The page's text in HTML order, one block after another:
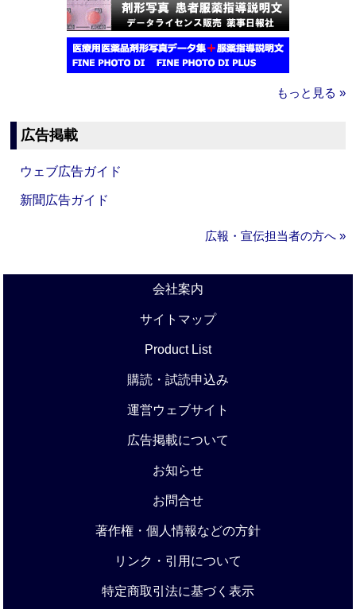
もっと見る »
広告掲載
ウェブ広告ガイド
新聞広告ガイド
広報・宣伝担当者の方へ »
会社案内
サイトマップ
Product List
購読・試読申込み
運営ウェブサイト
広告掲載について
お知らせ
お問合せ
著作権・個人情報などの方針
リンク・引用について
特定商取引法に基づく表示